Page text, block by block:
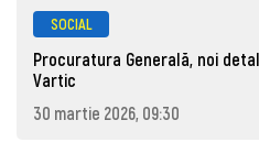
SOCIAL
Procuratura Generală, noi
Vartic
30 martie 2026, 09:30